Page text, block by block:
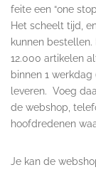
feite een “one
Het scheelt tijd,
kunnen
12.000 artikelen
binnen 1
leveren. Voeg
de webshop,
hoofdredenen
Je kan de